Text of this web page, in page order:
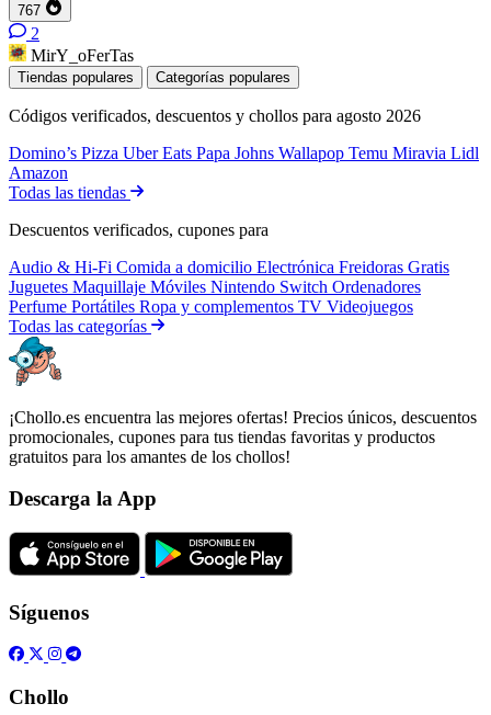
767
2
MirY_oFerTas
Tiendas populares Categorías populares
Códigos verificados, descuentos y chollos para agosto 2026
Domino’s Pizza Uber Eats Papa Johns Wallapop Temu Miravia Lidl
Amazon
Todas las tiendas
Descuentos verificados, cupones para
Audio & Hi-Fi Comida a domicilio Electrónica Freidoras Gratis
Juguetes Maquillaje Móviles Nintendo Switch Ordenadores
Perfume Portátiles Ropa y complementos TV Videojuegos
Todas las categorías
¡Chollo.es encuentra las mejores ofertas! Precios únicos, descuentos
promocionales, cupones para tus tiendas favoritas y productos
gratuitos para los amantes de los chollos!
Descarga la App
Síguenos
Chollo